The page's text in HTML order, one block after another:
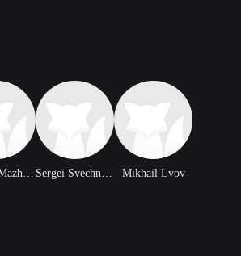
Yevgeni Mazhuga Sergei Svechnikov Mikhail Lvov